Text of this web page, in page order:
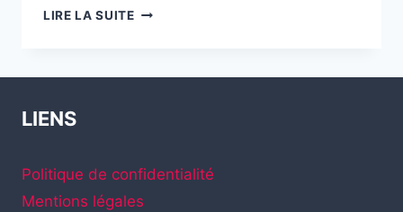
LIRE LA SUITEBANDEAU
LIENS
Politique de confidentialité
Mentions légales